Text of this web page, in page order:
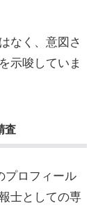
なく、意図さ
示唆していま
査
プロフィール
士としての専